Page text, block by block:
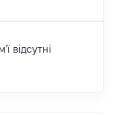
відсутні